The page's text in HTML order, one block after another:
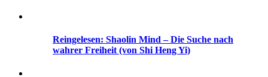
Reingelesen: Shaolin Mind – Die Suche nach
wahrer Freiheit (von Shi Heng Yi)